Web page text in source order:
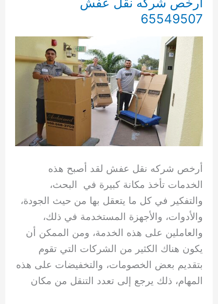
65549507
أرخص شركه نقل عفش لقد أصبح هذه
الخدمات تأخذ مكانة كبيرة في البحث،
والتفكير في كل ما يتعقل بها من حيث الجودة،
والأدوات، والأجهزة المستخدمة في ذلك،
والعاملين على هذه الخدمة، ومن الممكن أن
يكون هناك الكثير من الشركات التي تقوم
بتقديم بعض الخصومات، والتخفيضات على هذه
المهام، ذلك يرجع إلى تعدد التنقل من مكان